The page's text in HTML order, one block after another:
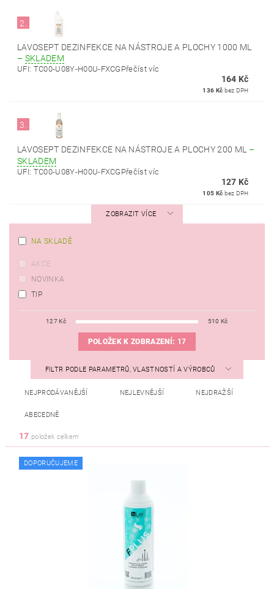
2.
LAVOSEPT DEZINFEKCE NA NÁSTROJE A PLOCHY 1000 ML
– SKLADEM
UFI: TC00-U08Y-H00U-FXCGPřečíst víc
164 Kč
136 Kč bez DPH
3.
LAVOSEPT DEZINFEKCE NA NÁSTROJE A PLOCHY 200 ML –
SKLADEM
UFI: TC00-U08Y-H00U-FXCGPřečíst víc
127 Kč
105 Kč bez DPH
ZOBRAZIT VÍCE
NA SKLADĚ
AKCE
NOVINKA
TIP
127Kč 510 Kč
POLOŽEK K ZOBRAZENÍ: 17
FILTR PODLE PARAMETRŮ, VLASTNOSTÍ A VÝROBCŮ
NEJPRODÁVANĚJŠÍ NEJLEVNĚJŠÍ NEJDRAŽŠÍ
ABECEDNĚ
17 položek celkem
DOPORUČUJEME